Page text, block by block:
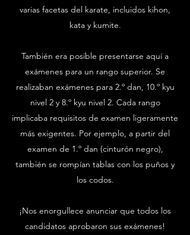
varias facetas del karate, incluidos kihon,
kata y kumite.
También era posible presentarse aquí a
exámenes para un rango superior. Se
realizaban exámenes para 2.º dan, 10.º kyu
nivel 2 y 8.º kyu nivel 2. Cada rango
implicaba requisitos de examen ligeramente
más exigentes. Por ejemplo, a partir del
examen de 1.º dan (cinturón negro),
también se rompían tablas con los puños y
los codos.
¡Nos enorgullece anunciar que todos los
candidatos aprobaron sus exámenes!